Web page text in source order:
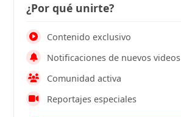
¿Por qué unirte?
Contenido exclusivo
Notificaciones de nuevos videos
Comunidad activa
Reportajes especiales